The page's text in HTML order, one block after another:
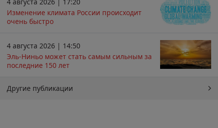
Изменение климата России происходит
очень быстро
4 августа 2026 | 14:50
Эль-Ниньо может стать самым сильным за
последние 150 лет
Другие публикации